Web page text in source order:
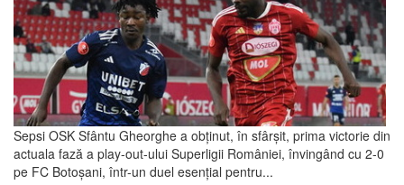
Sepsi OSK Sfântu Gheorghe a obținut, în sfârșit, prima victorie din
actuala fază a play-out-ului Superligii României, învingând cu 2-0
pe FC Botoșani, într-un duel esențial pentru...